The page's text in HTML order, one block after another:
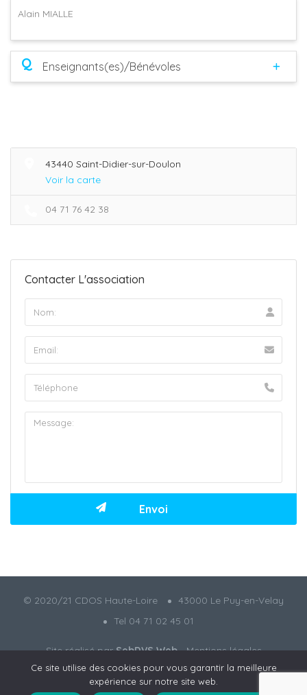
Alain MIALLE
Q Enseignants(es)/Bénévoles
43440 Saint-Didier-sur-Doulon
Voir la carte
04 71 76 42 38
Contacter L'association
© 2020/21 CDOS Haute-Loire
43000 Le Puy-en-Velay
Tel 04 71 02 45 01
Site réalisé parSebDVS Web-Mentions légales
Ce site utilise des cookies pour vous garantir la meilleure
expérience sur notre site web.